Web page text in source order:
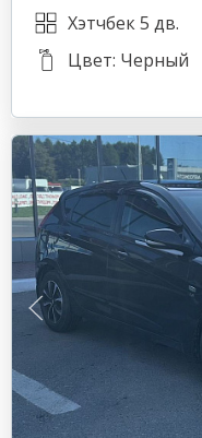
Хэтчбек 5 дв.
Цвет: Черный